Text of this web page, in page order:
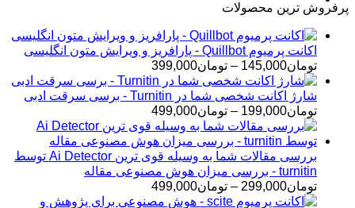
پرفروش ترین محصولات
اکانت پرمیوم Quillbot - پارافریز و ویرایش متون انگلیسی
تومان145,000
– تومان399,000محدوده
قیمت:
تومان145,000
تا
تومان399,000
شارژ اکانت شخصی شما در Turnitin - برسی سرقت ادبی
تومان199,000
– تومان499,000محدوده
قیمت:
تومان199,000
تا
تومان499,000
بررسی مقالات شما به وسیله قوی ترین Ai Detector توسط
turnitin - بررسی میزان هوش مصنوعی مقاله
تومان299,000
– تومان499,000محدوده
قیمت: